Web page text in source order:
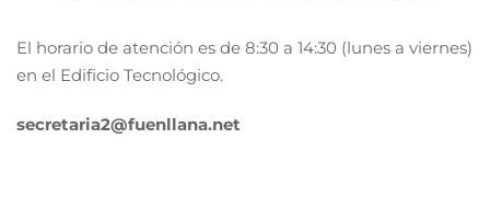
El horario de atención es de 8:30 a 14:30 (lunes a viernes)
en el Edificio Tecnológico.
secretaria2@fuenllana.net